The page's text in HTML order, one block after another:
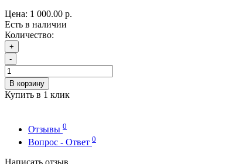
Цена: 1 000.00 р.
Есть в наличии
Количество:
+
-
В корзину
Купить в 1 клик
Отзывы 0
Вопрос - Ответ 0